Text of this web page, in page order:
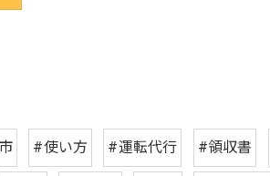
#使い方 #運転代行 #領収書